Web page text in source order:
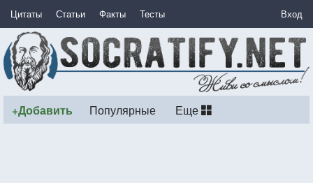
Цитаты Статьи Факты Тесты Вход
+Добавить Популярные Еще